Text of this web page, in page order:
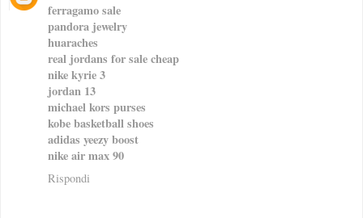
ferragamo sale
pandora jewelry
huaraches
real jordans for sale cheap
nike kyrie 3
jordan 13
michael kors purses
kobe basketball shoes
adidas yeezy boost
nike air max 90
Rispondi